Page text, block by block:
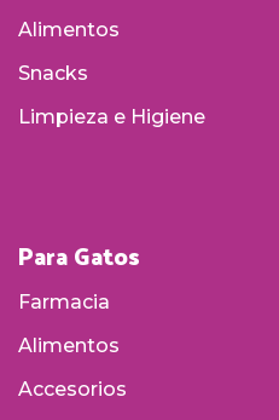
Alimentos
Snacks
Limpieza e Higiene
Para Gatos
Farmacia
Alimentos
Accesorios